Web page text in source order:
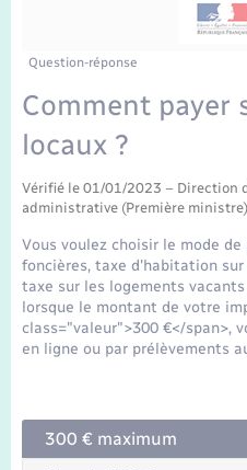
Mariage – PACS
Parrainage civil
Question-réponse
Comment payer
locaux ?
Vérifié le 01/01/2023 – Direction
administrative (Première ministre)
Vous voulez choisir le mode
foncières, taxe d'habitation
taxe sur les logements
lorsque le montant de votre
class="valeur">300 €</span>,
en ligne ou par prélèvements
300 € maximum